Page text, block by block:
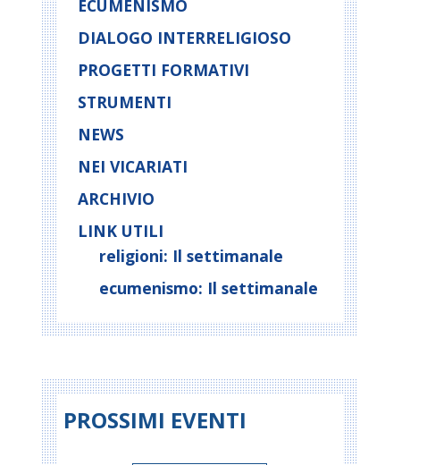
ECUMENISMO
DIALOGO INTERRELIGIOSO
PROGETTI FORMATIVI
STRUMENTI
NEWS
NEI VICARIATI
ARCHIVIO
LINK UTILI
religioni: Il settimanale
ecumenismo: Il settimanale
PROSSIMI EVENTI